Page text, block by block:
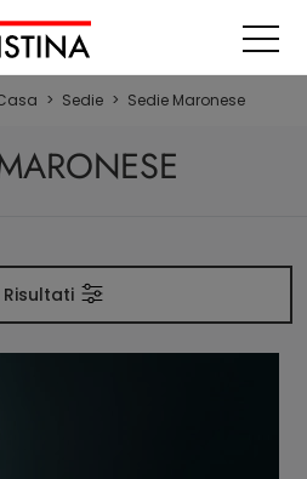
> Sedie > Sedie Maronese
Risultati